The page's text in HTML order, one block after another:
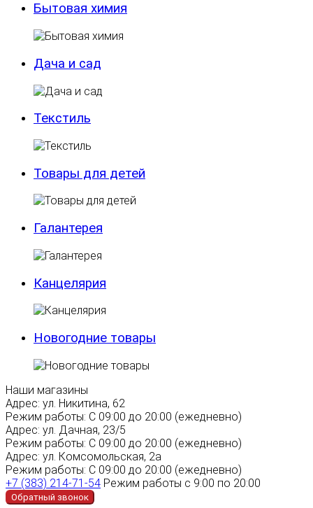
Бытовая химия
Дача и сад
Текстиль
Товары для детей
Галантерея
Канцелярия
Новогодние товары
Наши магазины
Адрес: ул. Никитина, 62
Режим работы: С 09:00 до 20:00 (ежедневно)
Адрес: ул. Дачная, 23/5
Режим работы: С 09:00 до 20:00 (ежедневно)
Адрес: ул. Комсомольская, 2а
Режим работы: С 09:00 до 20:00 (ежедневно)
+7 (383) 214-71-54 Режим работы с 9:00 по 20:00
Обратный звонок